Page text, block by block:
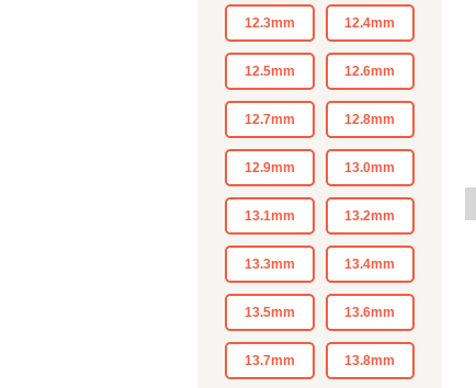
12.3mm 12.4mm
12.5mm 12.6mm
12.7mm 12.8mm
12.9mm 13.0mm
13.1mm 13.2mm
13.3mm 13.4mm
13.5mm 13.6mm
13.7mm 13.8mm